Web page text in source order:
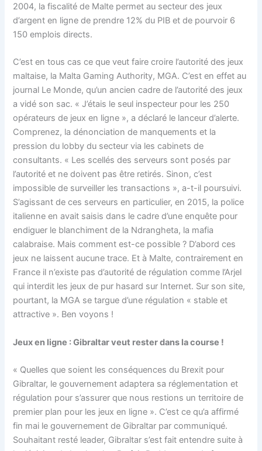
2004, la fiscalité de Malte permet au secteur des jeux
d’argent en ligne de prendre 12% du PIB et de pourvoir 6
150 emplois directs.
C’est en tous cas ce que veut faire croire l’autorité des jeux
maltaise, la Malta Gaming Authority, MGA. C’est en effet au
journal Le Monde, qu’un ancien cadre de l’autorité des jeux
a vidé son sac. « J’étais le seul inspecteur pour les 250
opérateurs de jeux en ligne », a déclaré le lanceur d’alerte.
Comprenez, la dénonciation de manquements et la
pression du lobby du secteur via les cabinets de
consultants. « Les scellés des serveurs sont posés par
l’autorité et ne doivent pas être retirés. Sinon, c’est
impossible de surveiller les transactions », a-t-il poursuivi.
S’agissant de ces serveurs en particulier, en 2015, la police
italienne en avait saisis dans le cadre d’une enquête pour
endiguer le blanchiment de la Ndrangheta, la mafia
calabraise. Mais comment est-ce possible ? D’abord ces
jeux ne laissent aucune trace. Et à Malte, contrairement en
France il n’existe pas d’autorité de régulation comme l’Arjel
qui interdit les jeux de pur hasard sur Internet. Sur son site,
pourtant, la MGA se targue d’une régulation « stable et
attractive ». Ben voyons !
Jeux en ligne : Gibraltar veut rester dans la course !
« Quelles que soient les conséquences du Brexit pour
Gibraltar, le gouvernement adaptera sa réglementation et
régulation pour s’assurer que nous restions un territoire de
premier plan pour les jeux en ligne ». C’est ce qu’a affirmé
fin mai le gouvernement de Gibraltar par communiqué.
Souhaitant resté leader, Gibraltar s’est fait entendre suite à